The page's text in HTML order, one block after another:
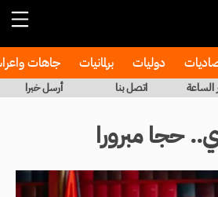
دوليات برلمانيات جاهات
الساعة اتصل بنا أرسل خبرا
حجا مبرورا